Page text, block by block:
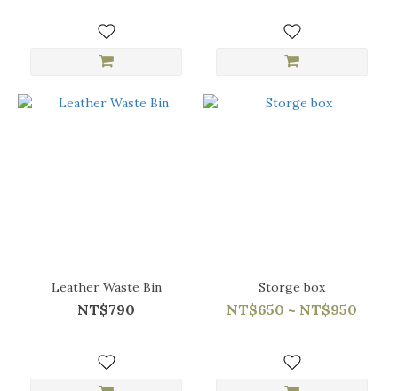
Leather Waste Bin
NT$790
Storge box
NT$650 ~ NT$950